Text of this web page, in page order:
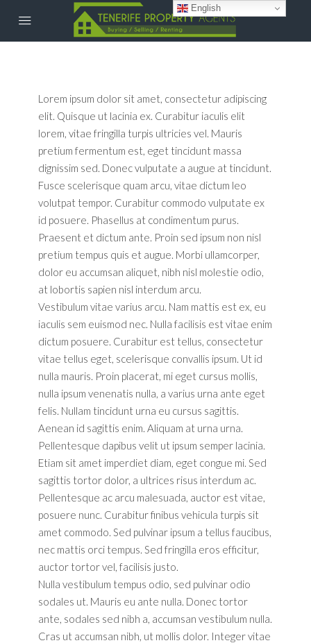
Lorem ipsum dolor sit amet, consectetur adipiscing
elit. Quisque ut lacinia ex. Curabitur iaculis elit
lorem, vitae fringilla turpis ultricies vel. Mauris
pretium fermentum est, eget tincidunt massa
dignissim sed. Donec vulputate a augue at tincidunt.
Fusce scelerisque quam arcu, vitae dictum leo
volutpat tempor. Curabitur commodo vulputate ex
id posuere. Phasellus at condimentum purus.
Praesent et dictum ante. Proin sed ipsum non nisl
pretium tempus quis et augue. Morbi ullamcorper,
dolor eu accumsan aliquet, nibh nisl molestie odio,
at lobortis sapien nisl interdum arcu.
Vestibulum vitae varius arcu. Nam mattis est ex, eu
iaculis sem euismod nec. Nulla facilisis est vitae enim
dictum posuere. Curabitur est tellus, consectetur
vitae tellus eget, scelerisque convallis ipsum. Ut id
nulla mauris. Proin placerat, mi eget cursus mollis,
nulla ipsum venenatis nulla, a varius urna ante eget
felis. Nullam tincidunt urna eu cursus sagittis.
Aenean id sagittis enim. Aliquam at urna urna.
Pellentesque dapibus velit ut ipsum semper lacinia.
Etiam sit amet imperdiet diam, eget congue mi. Sed
sagittis tortor dolor, a ultrices risus interdum ac.
Pellentesque ac arcu malesuada, auctor est vitae,
posuere nunc. Curabitur finibus vehicula turpis sit
amet commodo. Sed pulvinar ipsum a tellus faucibus,
nec mattis orci tempus. Sed fringilla eros efficitur,
auctor tortor vel, facilisis justo.
Nulla vestibulum tempus odio, sed pulvinar odio
sodales ut. Mauris eu ante nulla. Donec tortor
ante, sodales sed nibh a, accumsan vestibulum nulla.
Cras ut accumsan nibh, ut mollis dolor. Integer vitae
English